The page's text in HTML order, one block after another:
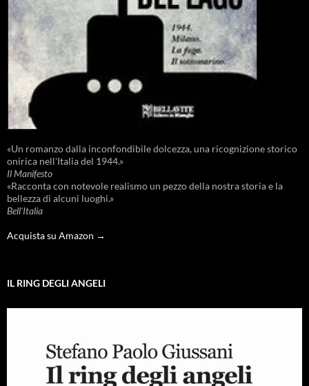
«Un romanzo dalla inconfondibile dolcezza, una ricognizione storico
onirica nell'Italia del 1944.»
Il Manifesto
«Racconta con notevole realismo un pezzo della nostra storia e la
bellezza di alcuni luoghi.»
Bell'Italia
Acquista su Amazon →
IL RING DEGLI ANGELI